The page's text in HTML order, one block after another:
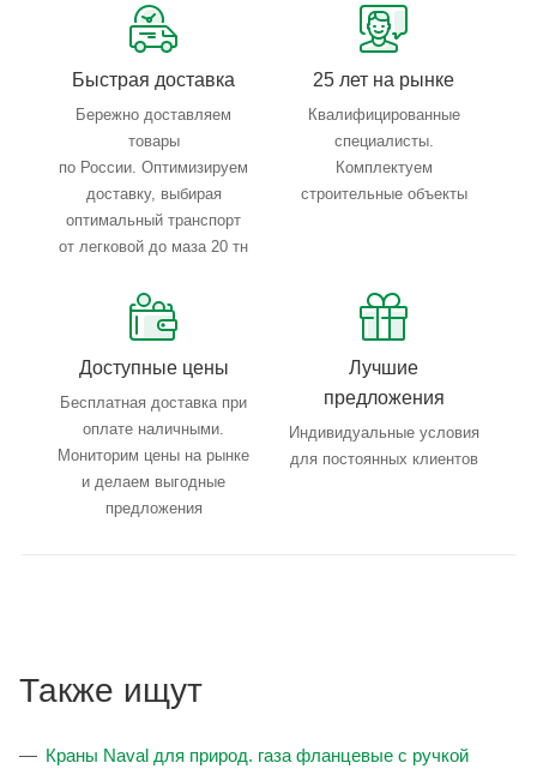
Быстрая доставка
Бережно доставляем
товары
по России. Оптимизируем
доставку, выбирая
оптимальный транспорт
от легковой до маза 20 тн
25 лет на рынке
Квалифицированные
специалисты.
Комплектуем
строительные объекты
Доступные цены
Бесплатная доставка при
оплате наличными.
Мониторим цены на рынке
и делаем выгодные
предложения
Лучшие
предложения
Индивидуальные условия
для постоянных клиентов
Также ищут
Краны Naval для природ. газа фланцевые с ручкой